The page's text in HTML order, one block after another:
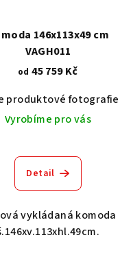
BT1551 Dub světlý
146x113x49 cm
VAGH011
od 45 759 Kč
produktové fotografie
Vyrobíme pro vás
Detail
vykládaná komoda